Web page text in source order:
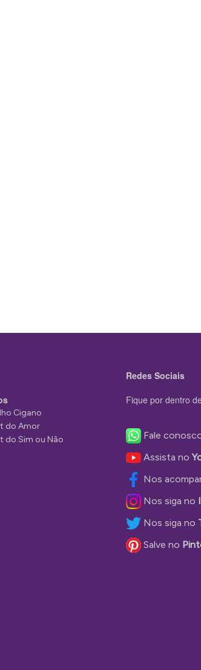
Cigano
do Amor
do Sim ou Não
Redes Sociais
Fique por dentro
Fale
Assista no
Nos
Nos siga no
Nos siga no
Salve no